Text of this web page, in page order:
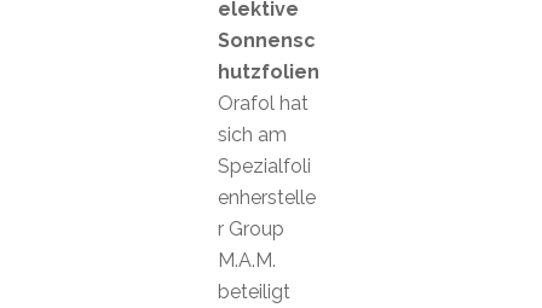
elektive
Sonnensc
hutzfolien
Orafol hat
sich am
Spezialfoli
enherstelle
r Group
M.A.M.
beteiligt